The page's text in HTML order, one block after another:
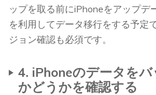
ップを取る前にiPhoneをアップデ
を利用してデータ移行をする予定
ジョン確認も必須です。
4. iPhoneのデータを
かどうかを確認する